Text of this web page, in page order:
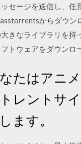
セージを送信し、任
からダウン
大きなライブラリを持
トウェアをダウンロ
たはアニ
レントサ
ます。